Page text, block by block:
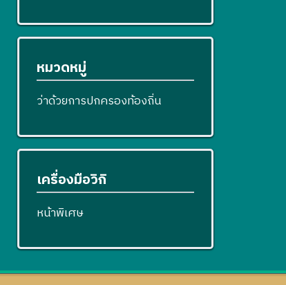
หมวดหมู่
ว่าด้วยการปกครองท้องถิ่น
เครื่องมือวิกิ
หน้าพิเศษ